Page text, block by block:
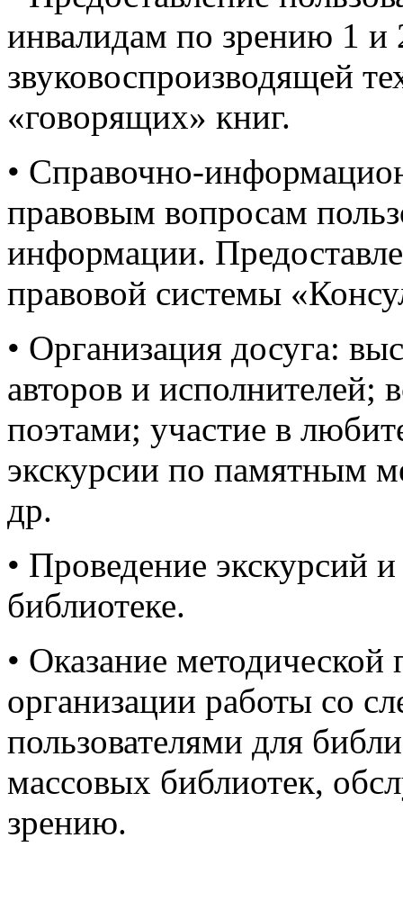
инвалидам по зрению 1 и
звуковоспроизводящей
«говорящих» книг.
• Справочно-
правовым вопросам
информации.
правовой системы
• Организация досуга:
авторов и исполнителей;
поэтами; участие в
экскурсии по памятным
др.
• Проведение экскурсий
библиотеке.
• Оказание
организации работы со
пользователями для
массовых библиотек,
зрению.